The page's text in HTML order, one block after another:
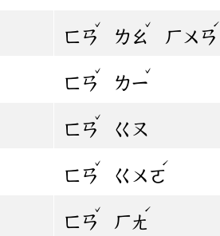
ㄈㄢ
ˇ
ㄌㄠ
ˇ
ㄏㄨㄢ
ˊ
ㄈㄢ
ˇ
ㄌㄧ
ˇ
ㄈㄢ
ˇ
ㄍㄡ
ㄈㄢ
ˇ
ㄍㄨㄛ
ˊ
ㄈㄢ
ˇ
ㄏㄤ
ˊ